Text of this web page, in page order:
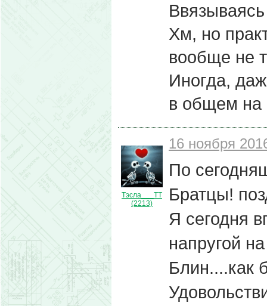
Хм, но
вообще не
Иногда,
в общем
Тэсла___ТТ
(2213)
16 ноября
По
Братцы!
Я сегодня
напругой
Блин....как